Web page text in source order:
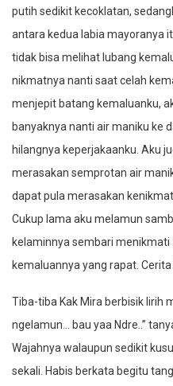
putih sedikit kecoklatan,
antara kedua labia mayoranya
tidak bisa melihat lubang
nikmatnya nanti saat celah
menjepit batang kemaluanku,
banyaknya nanti air maniku ke
hilangnya keperjakaanku. Aku
merasakan semprotan air
dapat pula merasakan
Cukup lama aku melamun
kelaminnya sembari
kemaluannya yang rapat.
Tiba-tiba Kak Mira berbisik lirih
ngelamun… bau yaa Ndre..”
Wajahnya walaupun sedikit
sekali. Habis berkata begitu